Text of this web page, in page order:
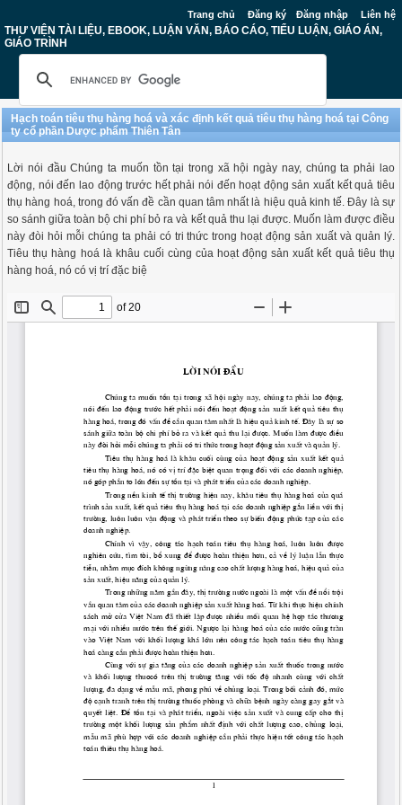
Trang chủ Đăng ký Đăng nhập Liên hệ
THƯ VIỆN TÀI LIỆU, EBOOK, LUẬN VĂN, BÁO CÁO, TIỂU LUẬN, GIÁO ÁN,
GIÁO TRÌNH
Hạch toán tiêu thụ hàng hoá và xác định kết quả tiêu thụ hàng hoá tại Công
ty cổ phần Dược phẩm Thiên Tân
Lời nói đầu Chúng ta muốn tồn tại trong xã hội ngày nay, chúng ta phải lao
động, nói đến lao động trước hết phải nói đến hoạt động sản xuất kết quả tiêu
thụ hàng hoá, trong đó vấn đề cần quan tâm nhất là hiệu quả kinh tế. Đây là sự
so sánh giữa toàn bộ chi phí bỏ ra và kết quả thu lại được. Muốn làm được điều
này đòi hỏi mỗi chúng ta phải có tri thức trong hoạt động sản xuất và quản lý.
Tiêu thụ hàng hoá là khâu cuối cùng của hoạt động sản xuất kết quả tiêu thụ
hàng hoá, nó có vị trí đặc biệ